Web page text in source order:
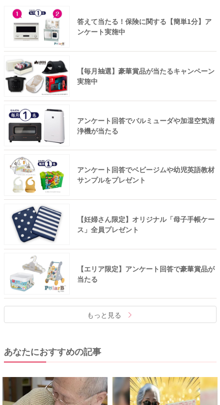
答えて当たる！保険に関する【簡単1分】ア
ンケート実施中
【毎月抽選】豪華賞品が当たるキャンペーン
実施中
アンケート回答でバルミューダや加湿空気清
浄機が当たる
アンケート回答でベビージムや幼児英語教材
サンプルをプレゼント
【妊婦さん限定】オリジナル「母子手帳ケー
ス」全員プレゼント
【エリア限定】アンケート回答で豪華賞品が
当たる
もっと見る
あなたにおすすめの記事